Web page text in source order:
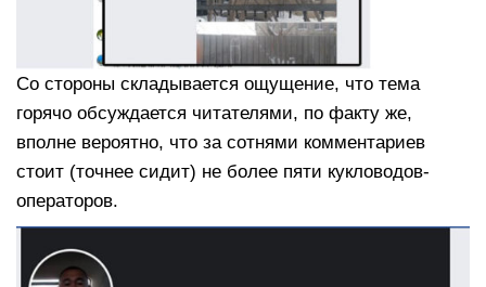
Со стороны складывается ощущение, что тема
горячо обсуждается читателями, по факту же,
вполне вероятно, что за сотнями комментариев
стоит (точнее сидит) не более пяти кукловодов-
операторов.